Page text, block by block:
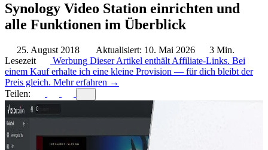
Synology Video Station einrichten und
alle Funktionen im Überblick
25. August 2018 Aktualisiert: 10. Mai 2026
3 Min.
Lesezeit
Werbung Dieser Artikel enthält Affiliate-Links. Bei
einem Kauf erhalte ich eine kleine Provision — für dich bleibt der
Preis gleich. Mehr erfahren →
Teilen: